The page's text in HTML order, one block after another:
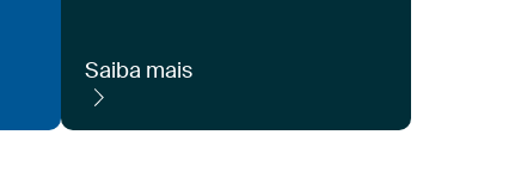
Saiba mais